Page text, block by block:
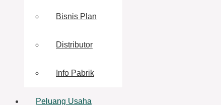
Bisnis Plan
Distributor
Info Pabrik
Peluang Usaha